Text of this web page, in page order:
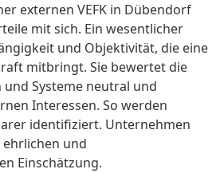
externen VEFK in Dübendorf
mit sich. Ein wesentlicher
und Objektivität, die eine
mitbringt. Sie bewertet die
Systeme neutral und
Interessen. So werden
identifiziert. Unternehmen
und
Einschätzung.